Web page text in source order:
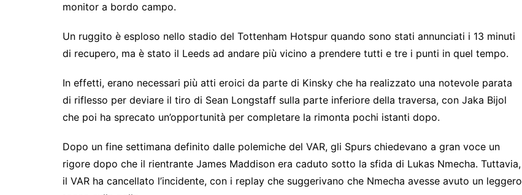
monitor a bordo campo.
Un ruggito è esploso nello stadio del Tottenham Hotspur quando sono stati annunciati i 13 minuti
di recupero, ma è stato il Leeds ad andare più vicino a prendere tutti e tre i punti in quel tempo.
In effetti, erano necessari più atti eroici da parte di Kinsky che ha realizzato una notevole parata
di riflesso per deviare il tiro di Sean Longstaff sulla parte inferiore della traversa, con Jaka Bijol
che poi ha sprecato un’opportunità per completare la rimonta pochi istanti dopo.
Dopo un fine settimana definito dalle polemiche del VAR, gli Spurs chiedevano a gran voce un
rigore dopo che il rientrante James Maddison era caduto sotto la sfida di Lukas Nmecha. Tuttavia,
il VAR ha cancellato l’incidente, con i replay che suggerivano che Nmecha avesse avuto un leggero